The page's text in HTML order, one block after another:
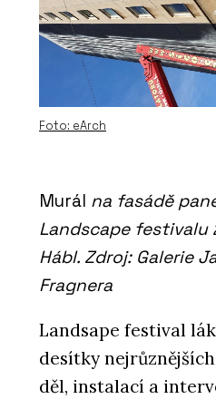
Foto: eArch
Murál na fasádě
Landscape festivalu
Hábl. Zdroj: Galerie
Fragnera
Landsape festival
desítky
děl, instalací a